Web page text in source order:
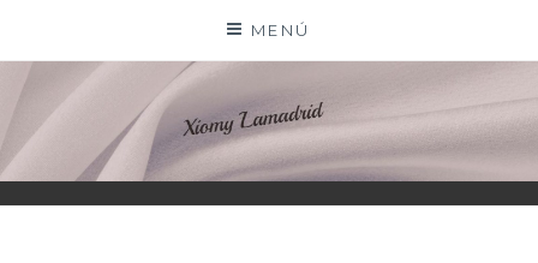
contenido
MENÚ
XIOMY LAMADRID